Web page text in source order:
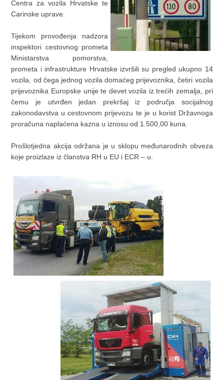
Centra za vozila Hrvatske te
Carinske uprave.
Tijekom provođenja nadzora
inspektori cestovnog prometa
Ministarstva pomorstva,
prometa i infrastrukture Hrvatske izvršili su pregled ukupno 14
vozila, od čega jednog vozila domaćeg prijevoznika, četiri vozila
prijevoznika Europske unije te devet vozila iz trećih zemalja, pri
čemu je utvrđen jedan prekršaj iz područja socijalnog
zakonodavstva u cestovnom prijevozu te je u korist Državnoga
proračuna naplaćena kazna u iznosu od 1.500,00 kuna.
Prošlotjedna akcija održana je u sklopu međunarodnih obveza
koje proizlaze iz članstva RH u EU i ECR – u.